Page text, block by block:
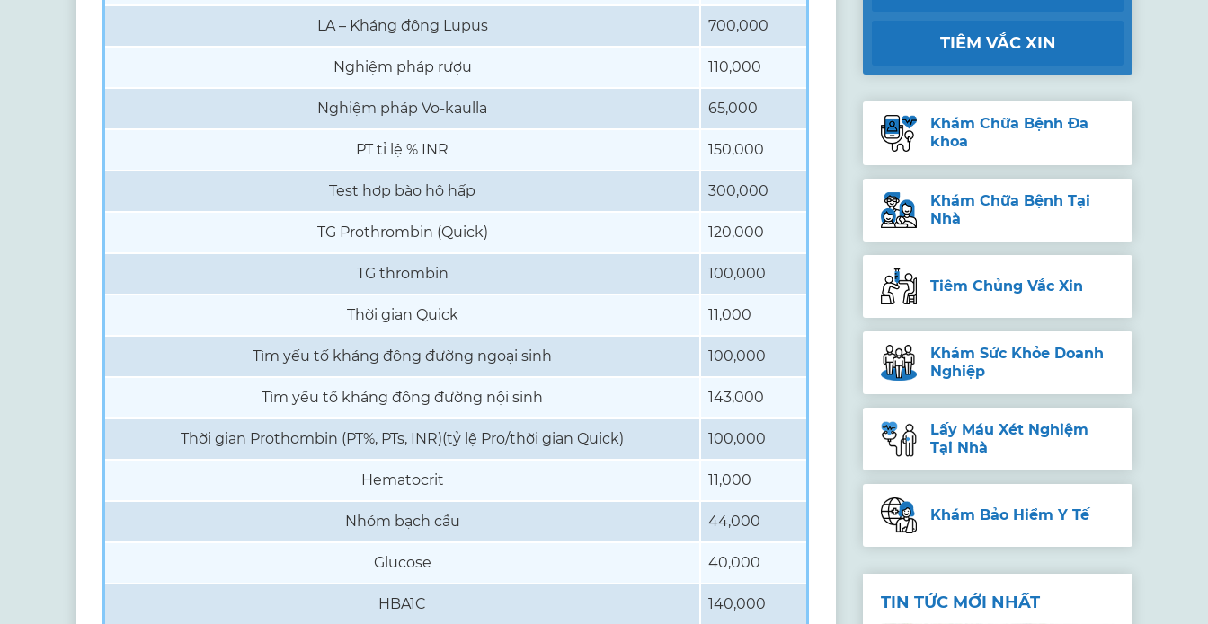
LA – Kháng đông Lupus 700,000
Nghiệm pháp rượu 110,000
Nghiệm pháp Vo-kaulla 65,000
PT tỉ lệ % INR 150,000
Test hợp bào hô hấp 300,000
TG Prothrombin (Quick) 120,000
TG thrombin 100,000
Thời gian Quick 11,000
Tìm yếu tố kháng đông đường ngoại sinh 100,000
Tìm yếu tố kháng đông đường nội sinh 143,000
Thời gian Prothombin (PT%, PTs, INR)(tỷ lệ Pro/thời gian Quick) 100,000
Hematocrit 11,000
Nhóm bạch cầu 44,000
Glucose 40,000
HBA1C 140,000
TIÊM VẮC XIN
Khám Chữa Bệnh Đa
khoa
Khám Chữa Bệnh Tại
Nhà
Tiêm Chủng Vắc Xin
Khám Sức Khỏe Doanh
Nghiệp
Lấy Máu Xét Nghiệm
Tại Nhà
Khám Bảo Hiểm Y Tế
TIN TỨC MỚI NHẤT